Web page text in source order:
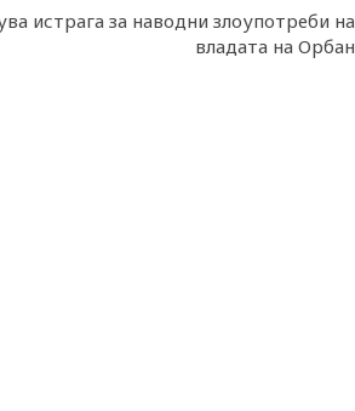
истрага за наводни злоупотреби на
владата на Орбан